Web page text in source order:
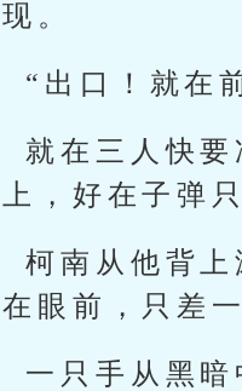
。
“出口！就在
就在三人快
，好在子弹
柯南从他背
眼前，只差一
一只手从黑